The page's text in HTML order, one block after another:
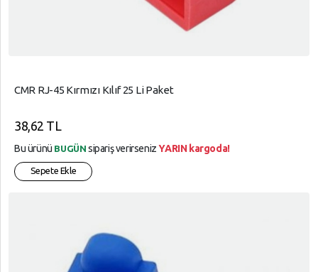
CMR RJ-45 Kırmızı Kılıf 25 Li Paket
38,62 TL
Bu ürünü BUGÜN sipariş verirsenizYARIN kargoda!
Sepete Ekle